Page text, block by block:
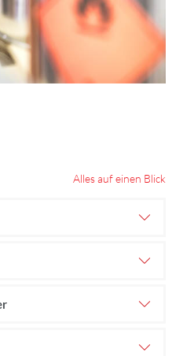
Alles auf einen Blick